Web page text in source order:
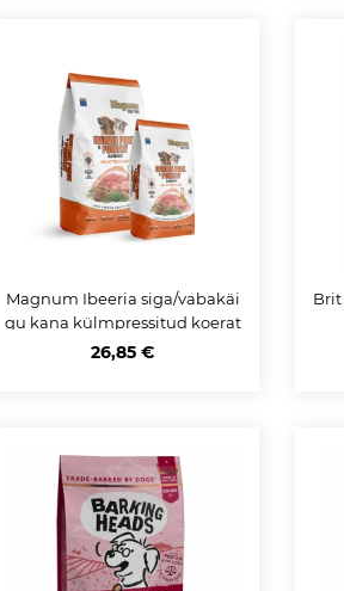
Magnum Ibeeria siga/vabakäi
gu kana külmpressitud koerat
oit 3 kg
26,85 €
Brit